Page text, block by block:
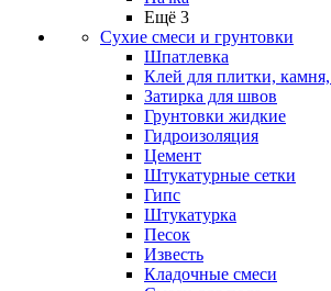
Ещё 3
Сухие смеси и грунтовки
Шпатлевка
Клей для плитки,
Затирка для швов
Грунтовки жидкие
Гидроизоляция
Цемент
Штукатурные сетки
Гипс
Штукатурка
Песок
Известь
Кладочные смеси